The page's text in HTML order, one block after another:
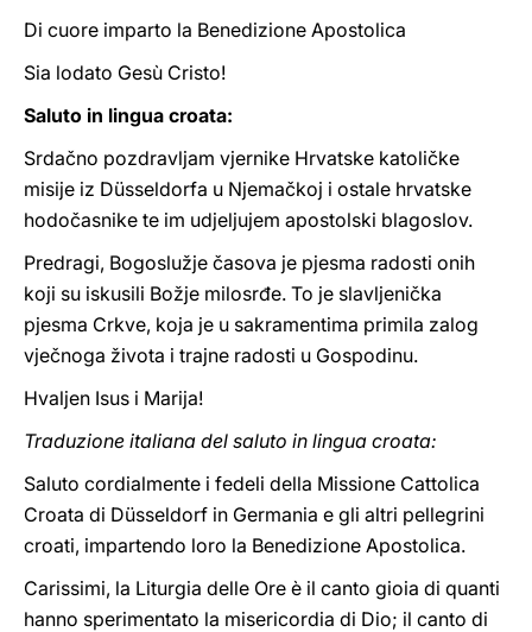
Di cuore imparto la Benedizione Apostolica
Sia lodato Gesù Cristo!
Saluto in lingua croata:
Srdačno pozdravljam vjernike Hrvatske katoličke
misije iz Düsseldorfa u Njemačkoj i ostale hrvatske
hodočasnike te im udjeljujem apostolski blagoslov.
Predragi, Bogoslužje časova je pjesma radosti onih
koji su iskusili Božje milosrđe. To je slavljenička
pjesma Crkve, koja je u sakramentima primila zalog
vječnoga života i trajne radosti u Gospodinu.
Hvaljen Isus i Marija!
Traduzione italiana del saluto in lingua croata:
Saluto cordialmente i fedeli della Missione Cattolica
Croata di Düsseldorf in Germania e gli altri pellegrini
croati, impartendo loro la Benedizione Apostolica.
Carissimi, la Liturgia delle Ore è il canto gioia di quanti
hanno sperimentato la misericordia di Dio; il canto di